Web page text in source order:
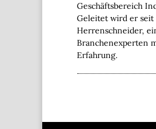
Geschäftsbereich
Geleitet wird er seit
Herrenschneider,
Branchenexperten
Erfahrung.